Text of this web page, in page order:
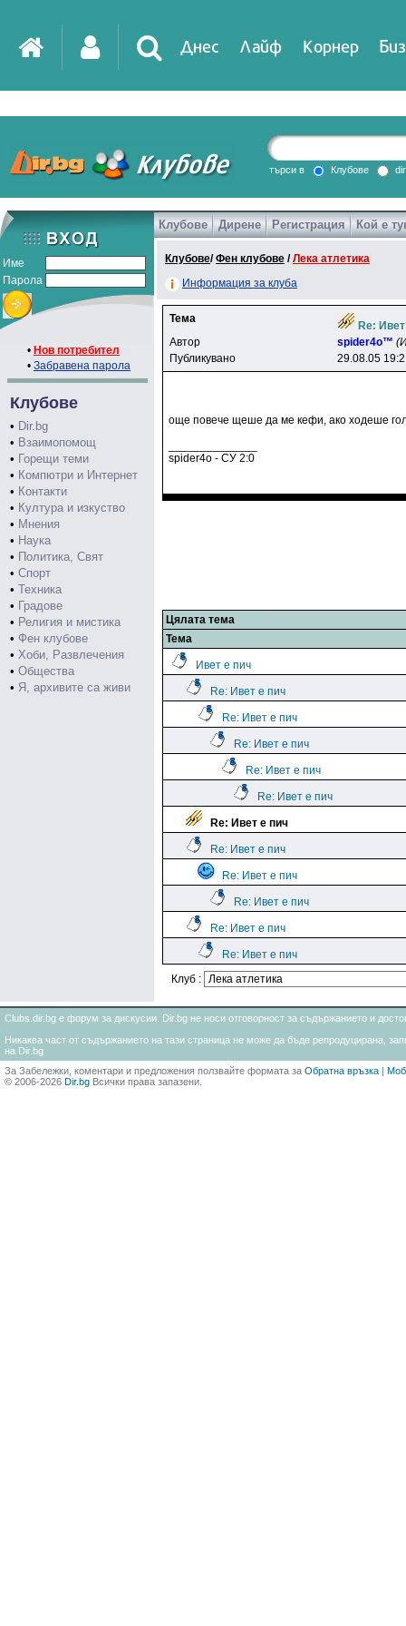
Днес Лайф Корнер
DirTV Impressio
Games
търси в Клубове
Име
Парола
• Нов потребител
• Забравена парола
Клубове
• Dir.bg
• Взаимопомощ
• Горещи теми
• Компютри и Интернет
• Контакти
• Култура и изкуство
• Мнения
• Наука
• Политика, Свят
• Спорт
• Техника
• Градове
• Религия и мистика
• Фен клубове
• Хоби, Развлечения
• Общества
• Я, архивите са живи
Клубове Дирене Регистрация Кой е
Клубове/Фен клубове /Лека атлетика
Информация за клуба
Тема
Re:
Автор
spider4o™
Публикувано
29.08.05
още повече щеше да ме кефи, ако ходеше
spider4o - СУ 2:0
Цялата тема
Тема
Ивет е пич
Re: Ивет е пич
Re: Ивет е пич
Re: Ивет е пич
Re: Ивет е пич
Re: Ивет е пич
Re: Ивет е пич
Re: Ивет е пич
Re: Ивет е пич
Re: Ивет е пич
Re: Ивет е пич
Re: Ивет е пич
Клуб :
Clubs.dir.bg е форум за дискусии. Dir.bg не носи отговорност за съдържанието и
Никаква част от съдържанието на тази страница не може да бъде репродуцирана,
на Dir.bg
За Забележки, коментари и предложения ползвайте формата за Обратна връзка |
© 2006-2026 Dir.bg Всички права запазени.